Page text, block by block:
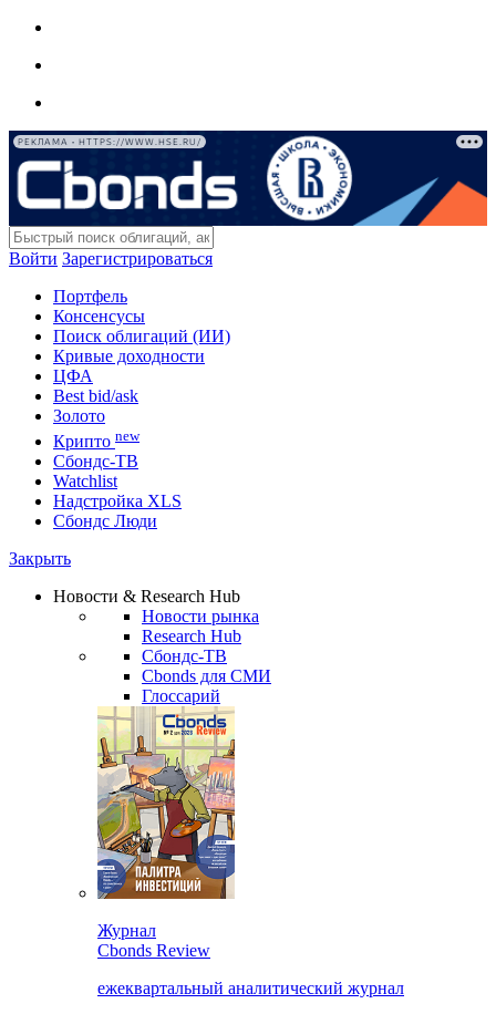
РЕКЛАМА • HTTPS://WWW.HSE.RU/
Войти Зарегистрироваться
Портфель
Консенсусы
Поиск облигаций (ИИ)
Кривые доходности
ЦФА
Best bid/ask
Золото
Крипто new
Сбондс-ТВ
Watchlist
Надстройка XLS
Сбондс Люди
Закрыть
Новости & Research Hub
Новости рынка
Research Hub
Сбондс-ТВ
Cbonds для СМИ
Глоссарий
Журнал
Cbonds Review
ежеквартальный аналитический журнал